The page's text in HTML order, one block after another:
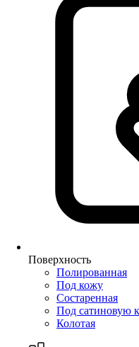
Поверхность
Полированная
Под кожу
Состаренная
Под сатиновую
Колотая